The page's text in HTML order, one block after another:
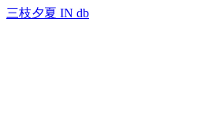
三枝夕夏 IN db